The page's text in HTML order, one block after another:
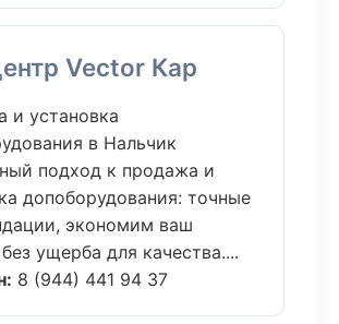
Vector Кар
и установка
в Нальчик
подход к продажа и
допоборудования: точные
экономим ваш
ущерба для качества....
8 (944) 441 94 37